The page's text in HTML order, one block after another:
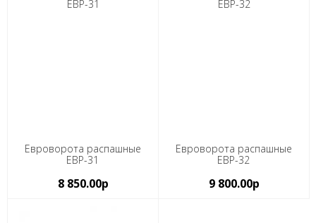
Евроворота распашные
ЕВР-31
8 850.00р
Евроворота распашные
ЕВР-32
9 800.00р